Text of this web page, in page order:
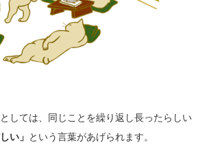
しては、同じことを繰り返し長ったらしい
い」 という言葉があげられます。